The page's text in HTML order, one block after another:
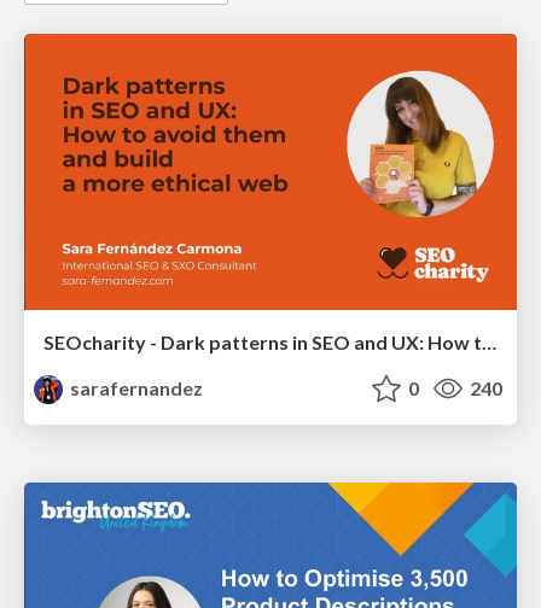
SEOcharity - Dark patterns in SEO and UX: How to avoid them and build a more ethical web
sarafernandez
0 240